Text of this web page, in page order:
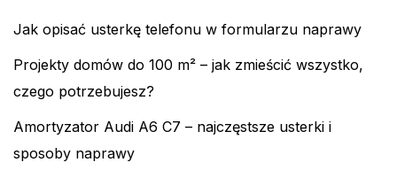
Jak opisać usterkę telefonu w formularzu naprawy
Projekty domów do 100 m² – jak zmieścić wszystko,
czego potrzebujesz?
Amortyzator Audi A6 C7 – najczęstsze usterki i
sposoby naprawy